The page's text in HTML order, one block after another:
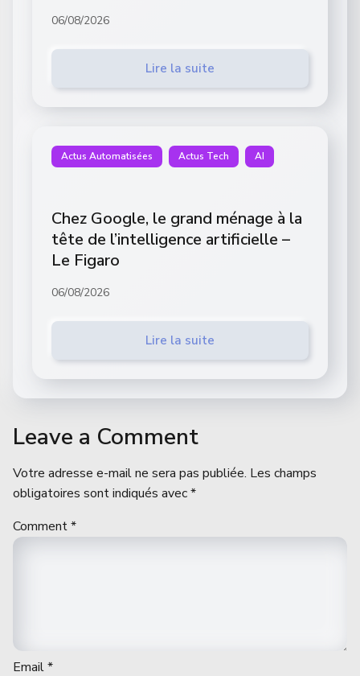
06/08/2026
Lire la suite
Actus Automatisées Actus Tech AI
Chez Google, le grand ménage à la
tête de l’intelligence artificielle –
Le Figaro
06/08/2026
Lire la suite
Leave a Comment
Votre adresse e-mail ne sera pas publiée. Les champs
obligatoires sont indiqués avec*
Comment*
Email*